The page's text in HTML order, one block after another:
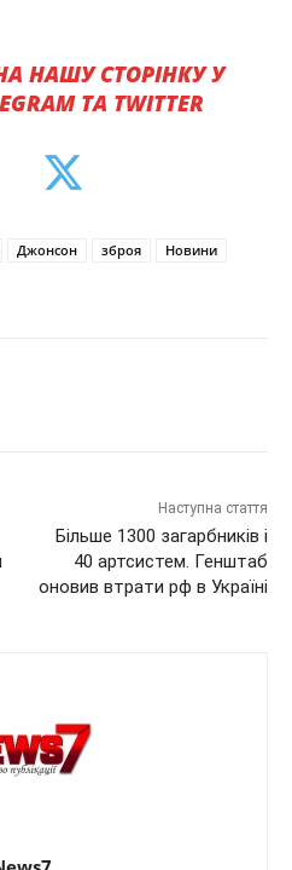
НАШУ СТОРІНКУ У
ТА TWITTER
Джонсон зброя
Новини
Наступна стаття
Більше 1300 загарбників і
40 артсистем. Генштаб
оновив втрати рф в Україні